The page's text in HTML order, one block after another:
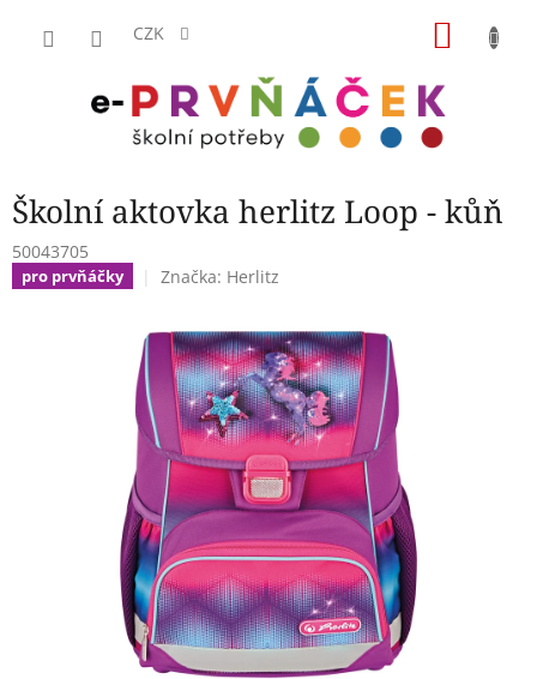
CZK
Školní aktovka herlitz Loop - kůň
50043705
pro prvňáčky Značka: Herlitz